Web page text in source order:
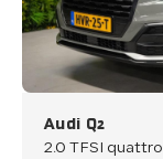
Audi Q2
2.0 TFSI